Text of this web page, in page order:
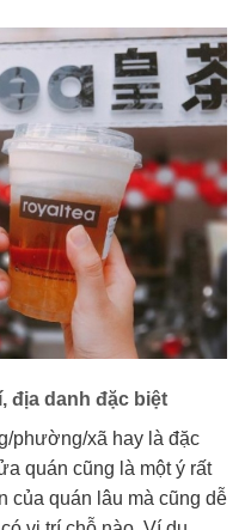
địa danh đặc biệt
phường/xã hay là đặc
quán cũng là một ý rất
của quán lâu mà cũng dễ